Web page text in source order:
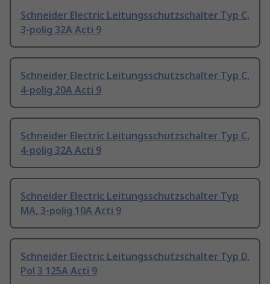
Schneider Electric Leitungsschutzschalter Typ C,
3-polig 32A Acti 9
Schneider Electric Leitungsschutzschalter Typ C,
4-polig 20A Acti 9
Schneider Electric Leitungsschutzschalter Typ C,
4-polig 32A Acti 9
Schneider Electric Leitungsschutzschalter Typ
MA, 3-polig 10A Acti 9
Schneider Electric Leitungsschutzschalter Typ D,
Pol 3 125A Acti 9